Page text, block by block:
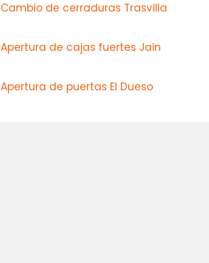
Cambio de cerraduras Trasvilla
Apertura de cajas fuertes Jain
Apertura de puertas El Dueso